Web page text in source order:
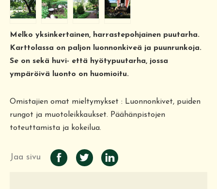
Melko yksinkertainen, harrastepohjainen puutarha.
Karttolassa on paljon luonnonkiveä ja puunrunkoja.
Se on sekä huvi- että hyötypuutarha, jossa
ympäröivä luonto on huomioitu.
Omistajien omat mieltymykset : Luonnonkivet, puiden
rungot ja muotoleikkaukset. Päähänpistojen
toteuttamista ja kokeilua.
Jaa sivu